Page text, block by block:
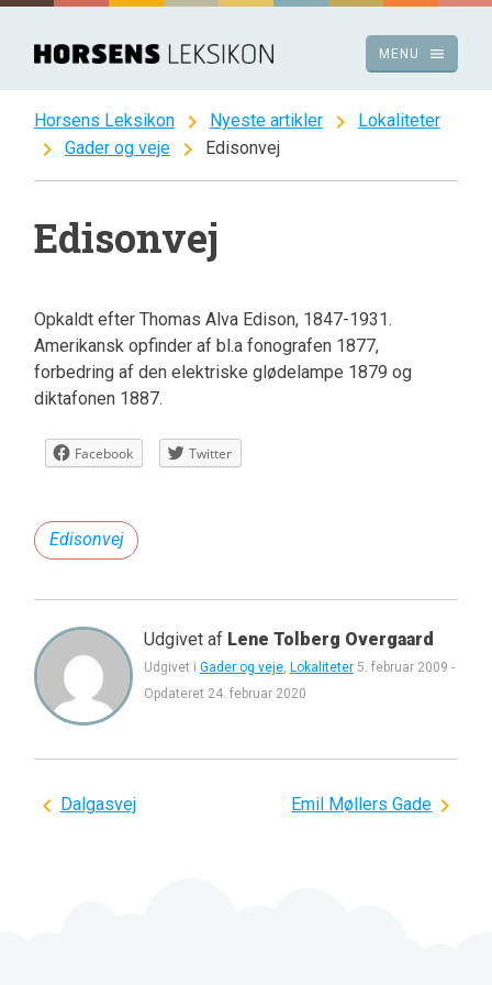
Spring
indhold
menu
MENU
Horsens Leksikon chevron_right Nyeste artikler chevron_right Lokaliteter
chevron_right Gader og veje chevron_right Edisonvej
Edisonvej
Opkaldt efter Thomas Alva Edison, 1847-1931.
Amerikansk opfinder af bl.a fonografen 1877,
forbedring af den elektriske glødelampe 1879 og
diktafonen 1887.
Facebook Twitter
Edisonvej
Udgivet af Lene Tolberg Overgaard
Udgivet i Gader og veje, Lokaliteter 5. februar 2009 -
Opdateret 24. februar 2020
Indlægsnavigation
Dalgasvej Emil Møllers Gade